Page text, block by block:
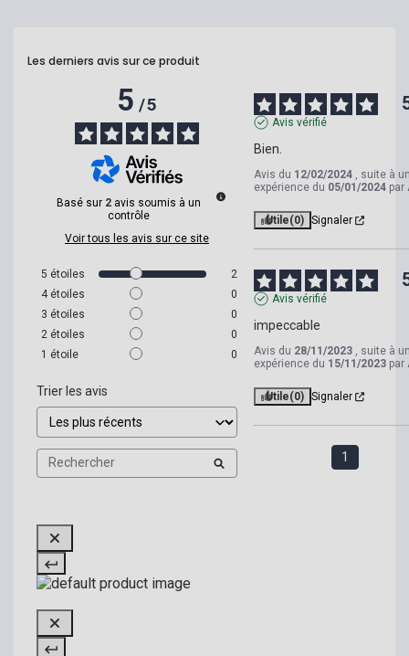
Les derniers avis sur ce produit
5/5
Basé sur 2 avis soumis à un
contrôle
Voir tous les avis sur ce site
5 étoiles
2
4 étoiles
0
3 étoiles
0
2 étoiles
0
1 étoile 0
Trier les avis
Avis vérifié
Bien.
Avis du 12/02/2024 , suite à
expérience du 05/01/2024 par
Utile(0) Signaler
Avis vérifié
impeccable
Avis du 28/11/2023 , suite à
expérience du 15/11/2023 par
Utile(0) Signaler
1